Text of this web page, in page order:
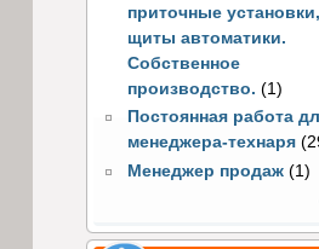
приточные установки,
щиты автоматики.
Собственное
производство. (1)
Постоянная работа
менеджера-технаря
Менеджер продаж (1)